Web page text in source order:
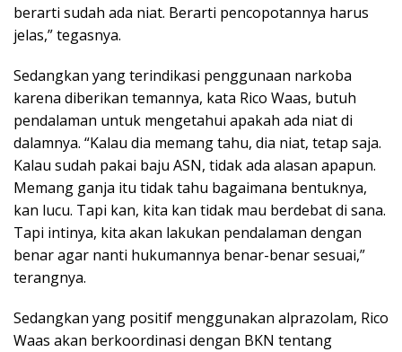
berarti sudah ada niat. Berarti pencopotannya harus
jelas,” tegasnya.
Sedangkan yang terindikasi penggunaan narkoba
karena diberikan temannya, kata Rico Waas, butuh
pendalaman untuk mengetahui apakah ada niat di
dalamnya. “Kalau dia memang tahu, dia niat, tetap saja.
Kalau sudah pakai baju ASN, tidak ada alasan apapun.
Memang ganja itu tidak tahu bagaimana bentuknya,
kan lucu. Tapi kan, kita kan tidak mau berdebat di sana.
Tapi intinya, kita akan lakukan pendalaman dengan
benar agar nanti hukumannya benar-benar sesuai,”
terangnya.
Sedangkan yang positif menggunakan alprazolam, Rico
Waas akan berkoordinasi dengan BKN tentang